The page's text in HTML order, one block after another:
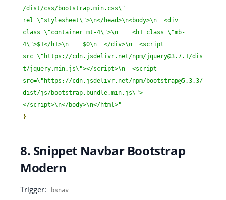
/dist/css/bootstrap.min.css\"
rel=\"stylesheet\">\n</head>\n<body>\n  <div
class=\"container mt-4\">\n    <h1 class=\"mb-
4\">$1</h1>\n    $0\n  </div>\n  <script
src=\"https://cdn.jsdelivr.net/npm/jquery@3.7.1/dis
t/jquery.min.js\"></script>\n  <script
src=\"https://cdn.jsdelivr.net/npm/bootstrap@5.3.3/
dist/js/bootstrap.bundle.min.js\">
</script>\n</body>\n</html>"
}
8. Snippet Navbar Bootstrap
Modern
Trigger: bsnav